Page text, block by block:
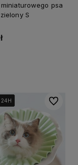
psa
S
24H
24H
24H
24H Do